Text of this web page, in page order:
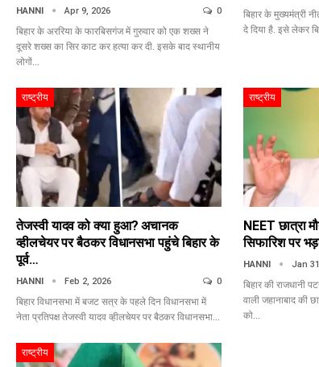
HANNI Apr 9, 2026 0
बिहार के अररिया के फारबिसगंज में गुरुवार को एक शख्स ने
दूसरे शख्स का सिर काट कर हत्या कर दी. इसके बाद स्थानीय
लोगों…
बिहार के मुख्यमंत्री
दे दिया है. इसे लेकर
राष्ट्रीय
तेजस्वी यादव को क्या हुआ? अचानक
व्हीलचेयर पर बैठकर विधानसभा पहुंचे बिहार के
पूर्व…
HANNI Feb 2, 2026 0
बिहार विधानसभा में बजट सत्र के पहले दिन विधानसभा में
नेता प्रतिपक्ष तेजस्वी यादव व्हीलचेयर पर बैठकर विधानसभा…
राष्ट्रीय
NEET छात्रा
सिफारिश पर
HANNI Jan
बिहार की राजधानी
वाली जहानाबाद की
को…
राष्ट्रीय